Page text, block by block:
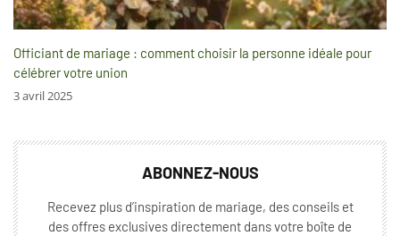
Officiant de mariage : comment choisir la personne idéale pour
célébrer votre union
3 avril 2025
ABONNEZ-NOUS
Recevez plus d’inspiration de mariage, des conseils et
des offres exclusives directement dans votre boîte de